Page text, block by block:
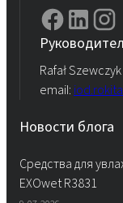
Rafał Szewczyk
email:
Новости блога
Средства для
EXOwet R3831